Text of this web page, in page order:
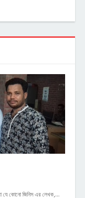
যে কোনো জিনিস এর লেখক,…